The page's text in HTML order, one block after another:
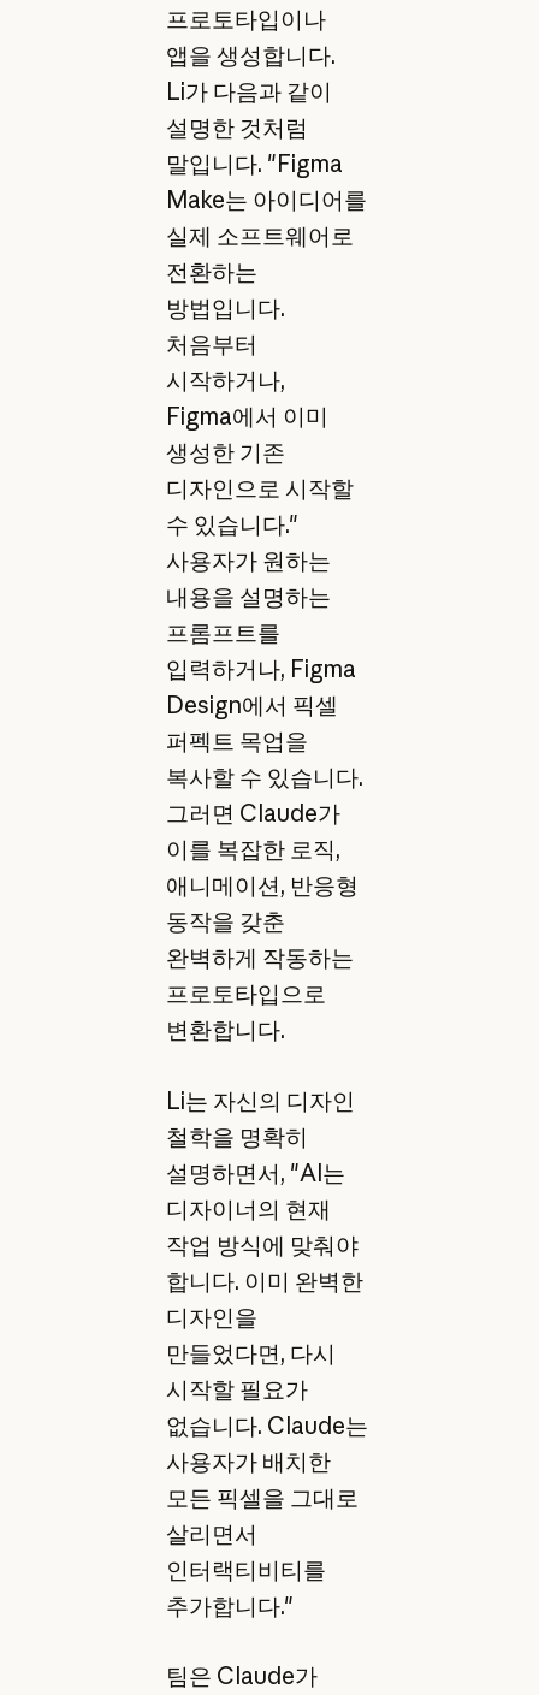
프로토타입이나
앱을 생성합니다.
Li가 다음과 같이
설명한 것처럼
말입니다. "Figma
Make는 아이디어를
실제 소프트웨어로
전환하는
방법입니다.
처음부터
시작하거나,
Figma에서 이미
생성한 기존
디자인으로 시작할
수 있습니다."
사용자가 원하는
내용을 설명하는
프롬프트를
입력하거나, Figma
Design에서 픽셀
퍼펙트 목업을
복사할 수 있습니다.
그러면 Claude가
이를 복잡한 로직,
애니메이션, 반응형
동작을 갖춘
완벽하게 작동하는
프로토타입으로
변환합니다.
Li는 자신의 디자인
철학을 명확히
설명하면서, "AI는
디자이너의 현재
작업 방식에 맞춰야
합니다. 이미 완벽한
디자인을
만들었다면, 다시
시작할 필요가
없습니다. Claude는
사용자가 배치한
모든 픽셀을 그대로
살리면서
인터랙티비티를
추가합니다."
팀은 Claude가